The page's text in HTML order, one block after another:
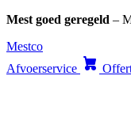
Mest goed geregeld –
Skip
content
Mestco
Afvoerservice